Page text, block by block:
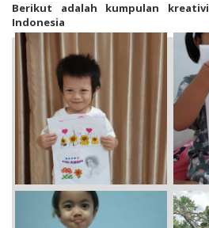
Berikut adalah kumpulan
Indonesia